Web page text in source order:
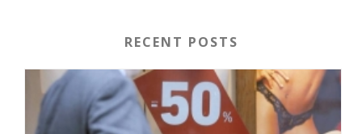
RECENT POSTS